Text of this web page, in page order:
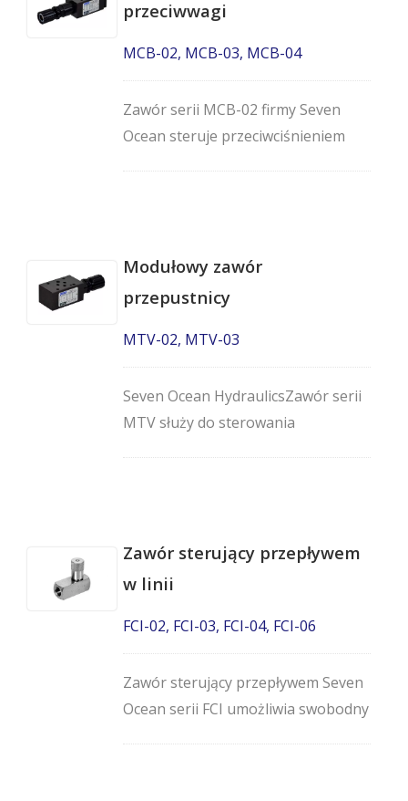
pokrętła.
przeciwwagi
MCB-02, MCB-03, MCB-04
Zawór serii MCB-02 firmy Seven
Ocean steruje przeciwciśnieniem
sterujących wysokim ciśnieniem.
Modułowy zawór
przepustnicy
MTV-02, MTV-03
Seven Ocean HydraulicsZawór serii
MTV służy do sterowania
Zawór sterujący przepływem
w linii
FCI-02, FCI-03, FCI-04, FCI-06
Zawór sterujący przepływem Seven
Ocean serii FCI umożliwia swobodny